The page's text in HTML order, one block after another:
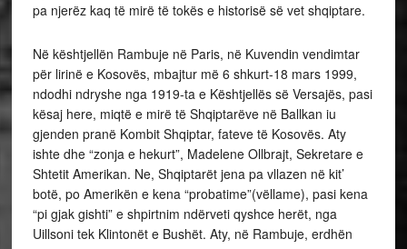
pa njerëz kaq të mirë të tokës e historisë së vet shqiptare.
Në kështjellën Rambuje në Paris, në Kuvendin vendimtar
për lirinë e Kosovës, mbajtur më 6 shkurt-18 mars 1999,
ndodhi ndryshe nga 1919-ta e Kështjellës së Versajës, pasi
kësaj here, miqtë e mirë të Shqiptarëve në Ballkan iu
gjenden pranë Kombit Shqiptar, fateve të Kosovës. Aty
ishte dhe “zonja e hekurt”, Madelene Ollbrajt, Sekretare e
Shtetit Amerikan. Ne, Shqiptarët jena pa vllazen në kit’
botë, po Amerikën e kena “probatime”(vëllame), pasi kena
“pi gjak gishti” e shpirtnim ndërveti qyshce herët, nga
Uillsoni tek Klintonët e Bushët. Aty, në Rambuje, erdhën